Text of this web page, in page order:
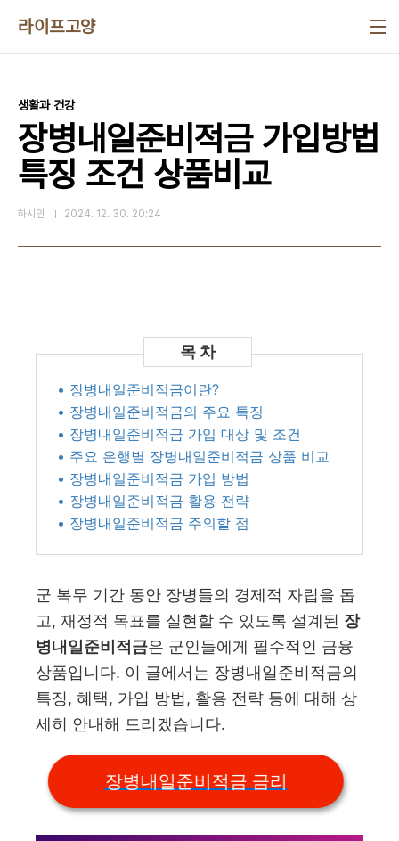
라이프고양
생활과 건강
장병내일준비적금 가입방법
특징 조건 상품비교
하시인 2024. 12. 30. 20:24
• 장병내일준비적금이란?
• 장병내일준비적금의 주요 특징
• 장병내일준비적금 가입 대상 및 조건
• 주요 은행별 장병내일준비적금 상품 비교
• 장병내일준비적금 가입 방법
• 장병내일준비적금 활용 전략
• 장병내일준비적금 주의할 점
군 복무 기간 동안 장병들의 경제적 자립을 돕
고, 재정적 목표를 실현할 수 있도록 설계된 장
병내일준비적금은 군인들에게 필수적인 금융
상품입니다. 이 글에서는 장병내일준비적금의
특징, 혜택, 가입 방법, 활용 전략 등에 대해 상
세히 안내해 드리겠습니다.
장병내일준비적금 금리